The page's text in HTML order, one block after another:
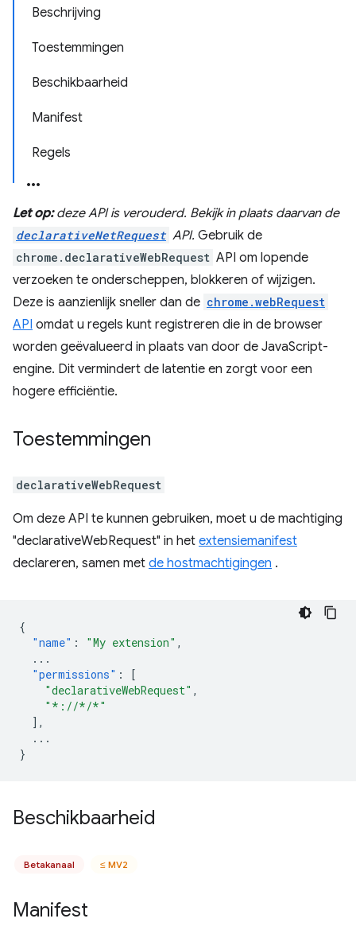
Beschrijving
Toestemmingen
Beschikbaarheid
Manifest
Regels
Let op:deze API is verouderd. Bekijk in plaats daarvan de
declarativeNetRequest API. Gebruik de
chrome.declarativeWebRequest API om lopende
verzoeken te onderscheppen, blokkeren of wijzigen.
Deze is aanzienlijk sneller dan de chrome.webRequest
API omdat u regels kunt registreren die in de browser
worden geëvalueerd in plaats van door de JavaScript-
engine. Dit vermindert de latentie en zorgt voor een
hogere efficiëntie.
Toestemmingen
declarativeWebRequest
Om deze API te kunnen gebruiken, moet u de machtiging
"declarativeWebRequest" in het extensiemanifest
declareren, samen met de hostmachtigingen .
{
"name" : "My extension" ,
...
"permissions" :
[
"declarativeWebRequest" ,
"*://*/*"
],
...
}
Beschikbaarheid
Betakanaal ≤ MV2
Manifest